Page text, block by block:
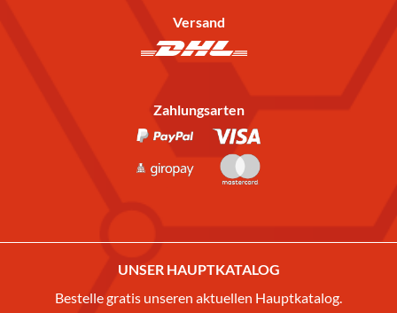
Versand
Zahlungsarten
UNSER HAUPTKATALOG
Bestelle gratis unseren aktuellen Hauptkatalog.